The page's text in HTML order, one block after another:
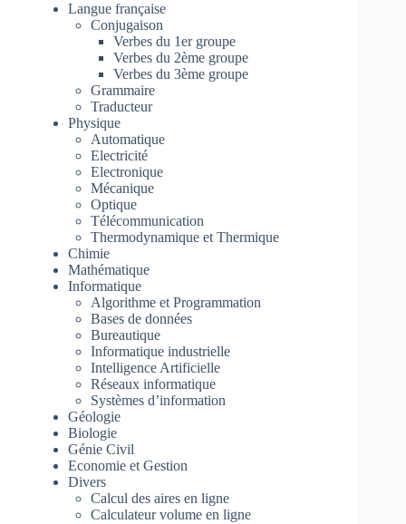
Langue française
Conjugaison
Verbes du 1er groupe
Verbes du 2ème groupe
Verbes du 3ème groupe
Grammaire
Traducteur
Physique
Automatique
Electricité
Electronique
Mécanique
Optique
Télécommunication
Thermodynamique et Thermique
Chimie
Mathématique
Informatique
Algorithme et Programmation
Bases de données
Bureautique
Informatique industrielle
Intelligence Artificielle
Réseaux informatique
Systèmes d’information
Géologie
Biologie
Génie Civil
Economie et Gestion
Divers
Calcul des aires en ligne
Calculateur volume en ligne